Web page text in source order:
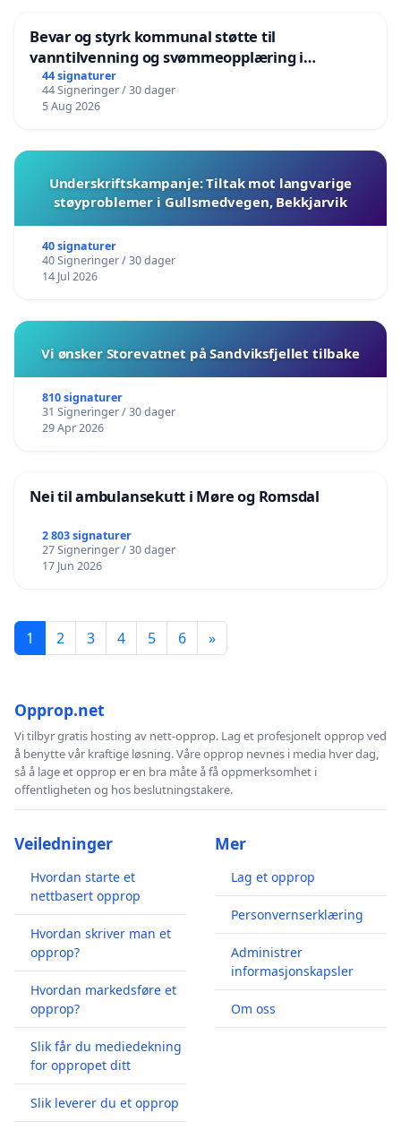
Bevar og styrk kommunal støtte til
vanntilvenning og svømmeopplæring i
barnehagene i Haugesund
44 signaturer
44 Signeringer / 30 dager
5 Aug 2026
Underskriftskampanje: Tiltak mot langvarige
støyproblemer i Gullsmedvegen, Bekkjarvik
40 signaturer
40 Signeringer / 30 dager
14 Jul 2026
Vi ønsker Storevatnet på Sandviksfjellet tilbake
810 signaturer
31 Signeringer / 30 dager
29 Apr 2026
Nei til ambulansekutt i Møre og Romsdal
2 803 signaturer
27 Signeringer / 30 dager
17 Jun 2026
1 2 3 4 5 6 »
Opprop.net
Vi tilbyr gratis hosting av nett-opprop. Lag et profesjonelt opprop ved
å benytte vår kraftige løsning. Våre opprop nevnes i media hver dag,
så å lage et opprop er en bra måte å få oppmerksomhet i
offentligheten og hos beslutningstakere.
Veiledninger
Hvordan starte et
nettbasert opprop
Hvordan skriver man et
opprop?
Hvordan markedsføre et
opprop?
Slik får du mediedekning
for oppropet ditt
Slik leverer du et opprop
Mer
Lag et opprop
Personvernserklæring
Administrer
informasjonskapsler
Om oss